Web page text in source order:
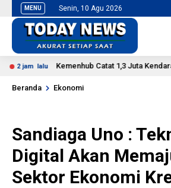
MENU Senin, 10 Agu 2026
lalu Kemenhub Catat 1,3 Juta Kendaraan
Beranda Ekonomi
Sandiaga Uno :
Digital Akan
Sektor Ekonomi